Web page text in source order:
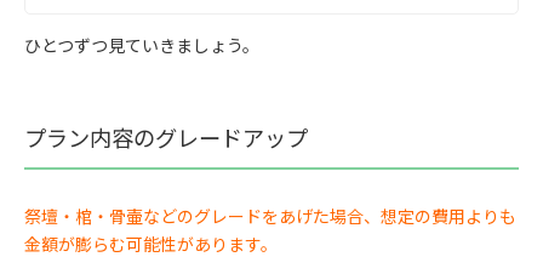
ひとつずつ見ていきましょう。
プラン内容のグレードアップ
祭壇・棺・骨壷などのグレードをあげた場合、想定の費用よりも
金額が膨らむ可能性があります。